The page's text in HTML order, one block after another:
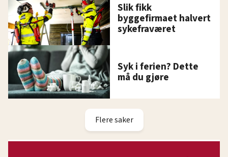
Slik fikk
byggefirmaet halvert
sykefraværet
Syk i ferien? Dette
må du gjøre
Flere saker